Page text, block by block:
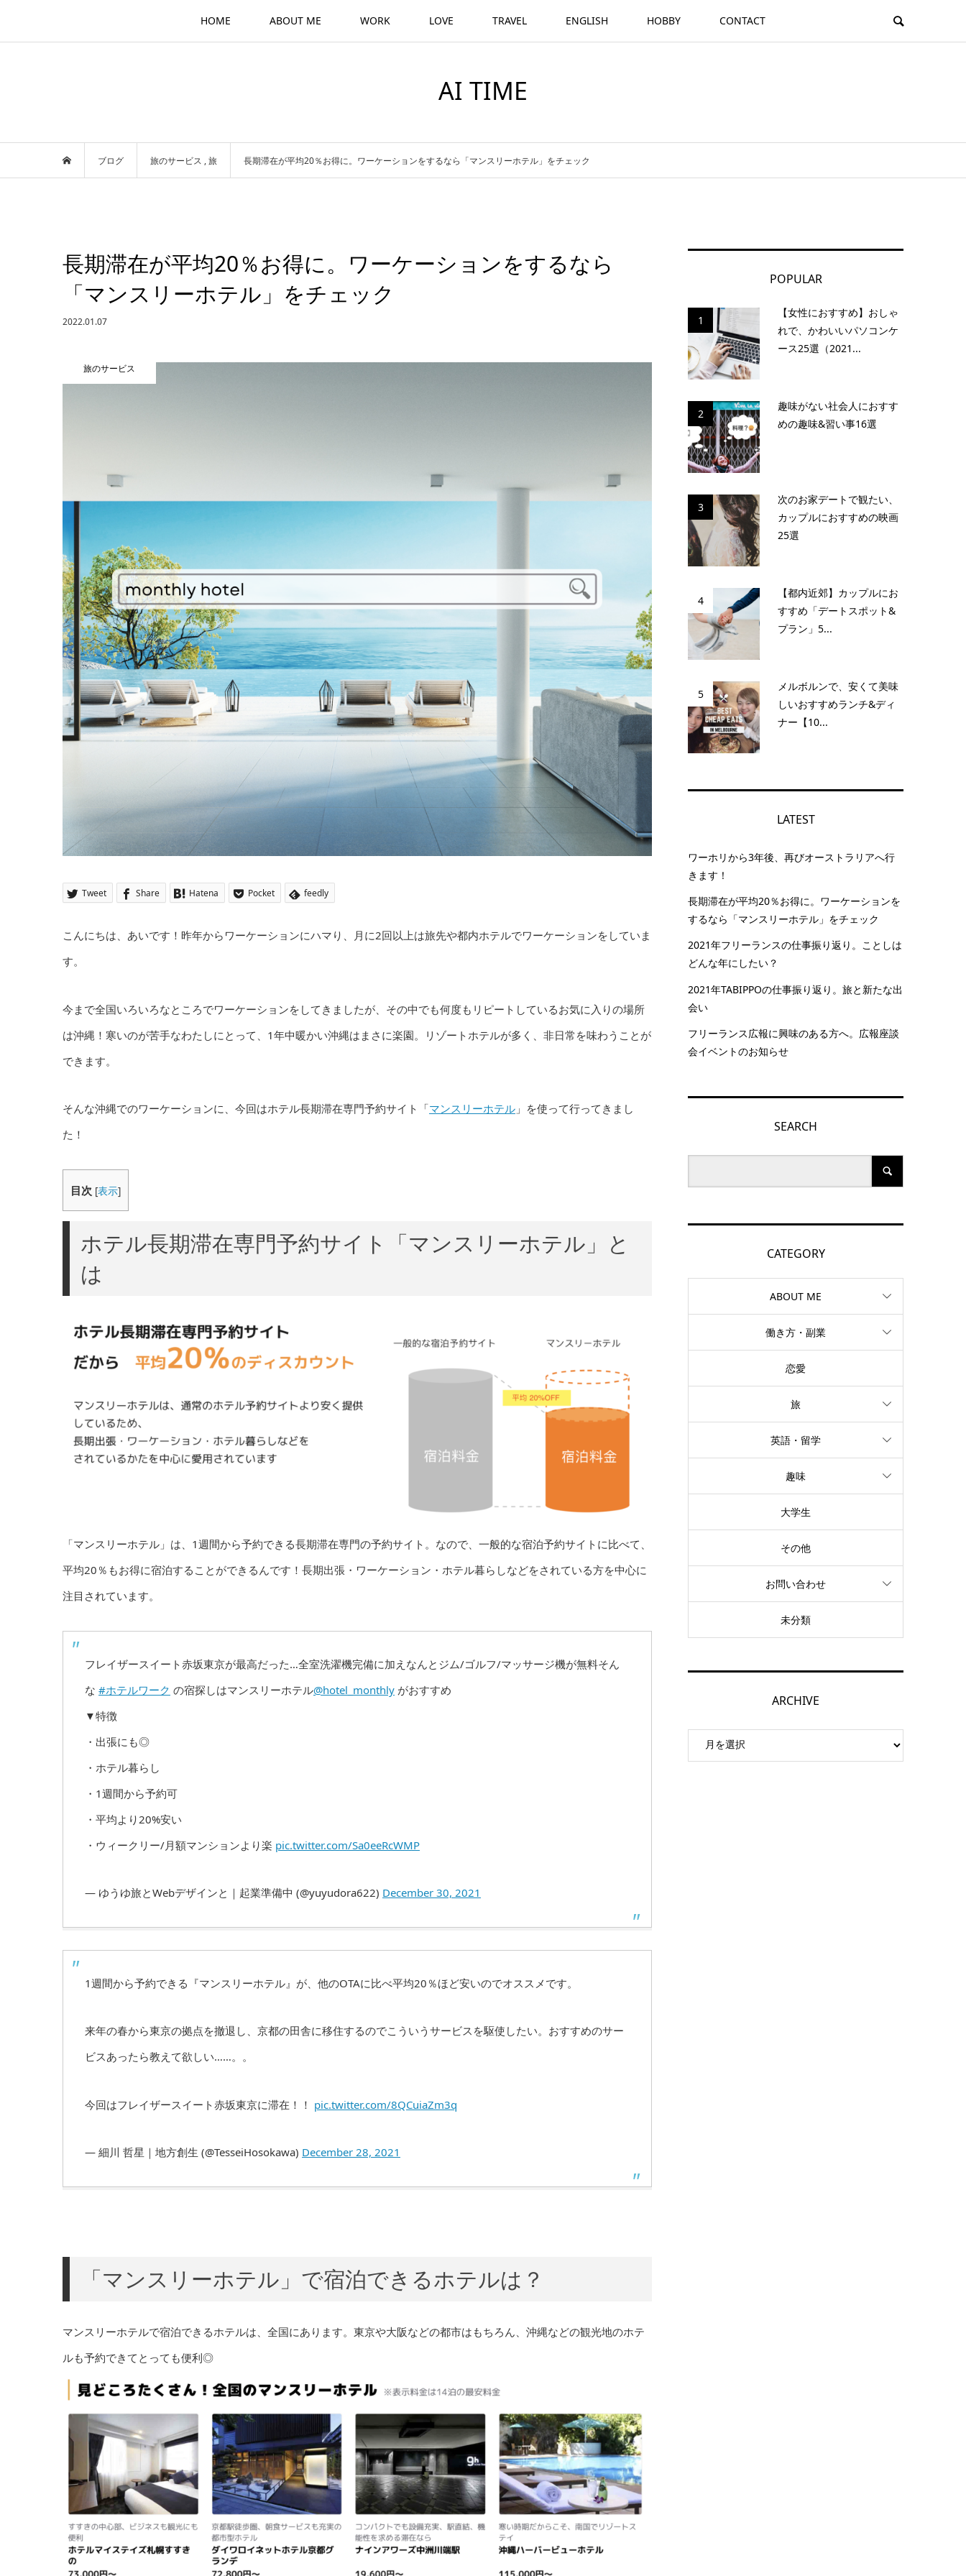
HOME ABOUT ME WORK LOVE TRAVEL ENGLISH HOBBY CONTACT
AI TIME
ブログ 旅のサービス ,旅 長期滞在が平均20％お得に。ワーケーションをするなら「マンスリーホテル」をチェック
長期滞在が平均20％お得に。ワーケーションをするなら
「マンスリーホテル」をチェック
2022.01.07
旅のサービス
Tweet Share Hatena Pocket feedly
こんにちは、あいです！昨年からワーケーションにハマり、月に2回以上は旅先や都内ホテルでワーケーションをしていま
す。
今まで全国いろいろなところでワーケーションをしてきましたが、その中でも何度もリピートしているお気に入りの場所
は沖縄！寒いのが苦手なわたしにとって、1年中暖かい沖縄はまさに楽園。リゾートホテルが多く、非日常を味わうことが
できます。
そんな沖縄でのワーケーションに、今回はホテル長期滞在専門予約サイト「マンスリーホテル 」を使って行ってきまし
た！
目次 [表示]
ホテル長期滞在専門予約サイト「マンスリーホテル」と
は
「マンスリーホテル」は、1週間から予約できる長期滞在専門の予約サイト。なので、一般的な宿泊予約サイトに比べて、
平均20％もお得に宿泊することができるんです！長期出張・ワーケーション・ホテル暮らしなどをされている方を中心に
注目されています。
フレイザースイート赤坂東京が最高だった…全室洗濯機完備に加えなんとジム/ゴルフ/マッサージ機が無料そん
な #ホテルワーク の宿探しはマンスリーホテル@hotel_monthly がおすすめ
▼特徴
・出張にも◎
・ホテル暮らし
・1週間から予約可
・平均より20%安い
・ウィークリー/月額マンションより楽 pic.twitter.com/Sa0eeRcWMP
— ゆうゆ旅とWebデザインと｜起業準備中 (@yuyudora622) December 30, 2021
1週間から予約できる『マンスリーホテル』が、他のOTAに比べ平均20％ほど安いのでオススメです。
来年の春から東京の拠点を撤退し、京都の田舎に移住するのでこういうサービスを駆使したい。おすすめのサー
ビスあったら教えて欲しい……。。
今回はフレイザースイート赤坂東京に滞在！！ pic.twitter.com/8QCuiaZm3q
— 細川 哲星｜地方創生 (@TesseiHosokawa) December 28, 2021
「マンスリーホテル」で宿泊できるホテルは？
マンスリーホテルで宿泊できるホテルは、全国にあります。東京や大阪などの都市はもちろん、沖縄などの観光地のホテ
ルも予約できてとっても便利◎
POPULAR
1
【女性におすすめ】おしゃ
れで、かわいいパソコンケ
ース25選（2021...
2
趣味がない社会人におすす
めの趣味&習い事16選
3
次のお家デートで観たい、
カップルにおすすめの映画
25選
4
【都内近郊】カップルにお
すすめ「デートスポット&
プラン」5...
5
メルボルンで、安くて美味
しいおすすめランチ&ディ
ナー【10...
LATEST
ワーホリから3年後、再びオーストラリアへ行
きます！
長期滞在が平均20％お得に。ワーケーションを
するなら「マンスリーホテル」をチェック
2021年フリーランスの仕事振り返り。ことしは
どんな年にしたい？
2021年TABIPPOの仕事振り返り。旅と新たな出
会い
フリーランス広報に興味のある方へ。広報座談
会イベントのお知らせ
SEARCH
CATEGORY
ABOUT ME
働き方・副業
恋愛
旅
英語・留学
趣味
大学生
その他
お問い合わせ
未分類
ARCHIVE